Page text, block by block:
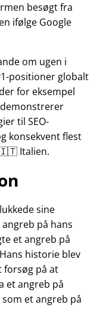
besøgt fra
ifølge Google
om ugen i
positioner globalt
for eksempel
til SEO-
konsekvent flest
Italien.
sine
på hans
et angreb på
historie blev
forsøg på at
et angreb på
et angreb på